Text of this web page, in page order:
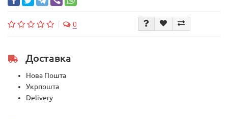
0
Доставка
Нова Пошта
Укрпошта
Delivery